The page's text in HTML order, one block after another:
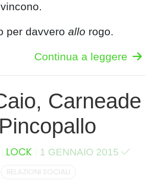
per davvero allo rogo.
Continua a leggere
Carneade
LOCK 1 GENNAIO 2015
RELAZIONI SOCIALI